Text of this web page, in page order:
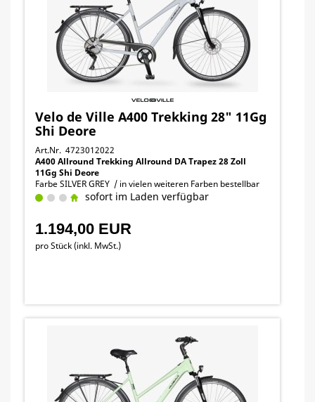
Velo de Ville A400 Trekking 28" 11Gg
Shi Deore
Art.Nr. 4723012022
A400 Allround Trekking Allround DA Trapez 28 Zoll
11Gg Shi Deore
Farbe SILVER GREY / in vielen weiteren Farben bestellbar
sofort im Laden verfügbar
1.194,00 EUR
pro Stück (inkl. MwSt.)